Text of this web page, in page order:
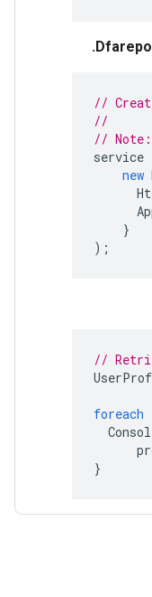
//
//
//
service
new
}
);
//
foreach
}